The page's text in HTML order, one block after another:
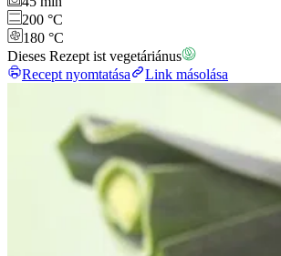
200 °C
180 °C
Dieses Rezept ist vegetáriánus
Recept nyomtatása
Link másolása